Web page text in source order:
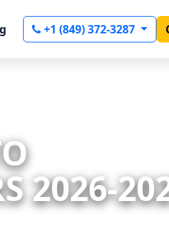
+1 (849) 372-3287
2026-